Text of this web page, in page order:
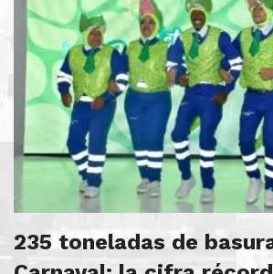
235 toneladas de